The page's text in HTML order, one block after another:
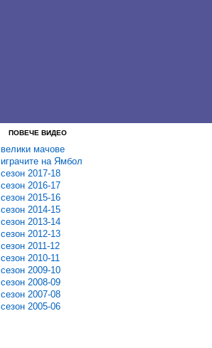
ПОВЕЧЕ ВИДЕО
велики мачове
играчите на Ямбол
сезон 2017-18
сезон 2016-17
сезон 2015-16
сезон 2014-15
сезон 2013-14
сезон 2012-13
сезон 2011-12
сезон 2010-11
сезон 2009-10
сезон 2008-09
сезон 2007-08
сезон 2005-06